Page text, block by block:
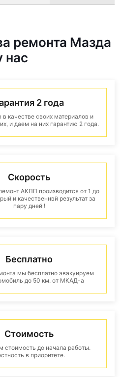
ремонта Мазда
нас
2 года
качестве своих материалов и
и даем на них гарантию 2 года.
Скорость
АКПП производится от 1 до
и качественнвй результат за
пару дней !
Бесплатно
мы бесплатно эвакуируем
до 50 км. от МКАД-а
Стоимость
стоимость до начала работы.
в приоритете.